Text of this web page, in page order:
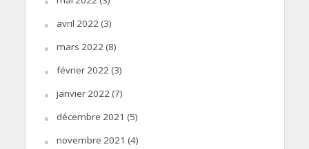
avril 2022 (3)
mars 2022 (8)
février 2022 (3)
janvier 2022 (7)
décembre 2021 (5)
novembre 2021 (4)